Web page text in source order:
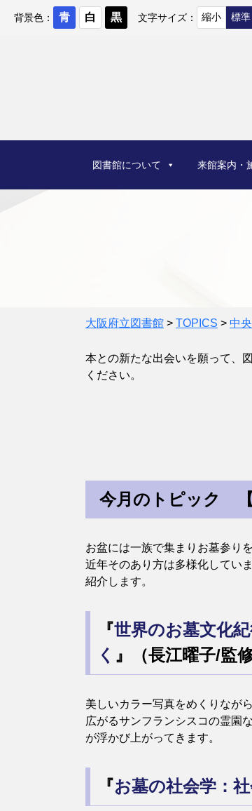
図書館について 来館案内・
背景色： 文字サイズ：
大阪府立図書館 > TOPICS > 中央
本との新たな出会いを願って、
ください。
今月のトピック 【
お盆には一族で集まりお墓参り
近年そのあり方は多様化してい
紹介します。
『世界のお墓文化
く 』（長江曜子/監
美しいカラー写真をめくりなが
広がるサンフランシスコの霊園
が浮かび上がってきます。
『お墓の社会学：